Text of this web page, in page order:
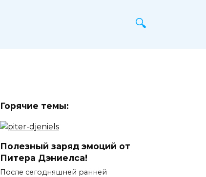
Горячие темы:
Полезный заряд эмоций от
Питера Дэниелса!
После сегодняшней ранней